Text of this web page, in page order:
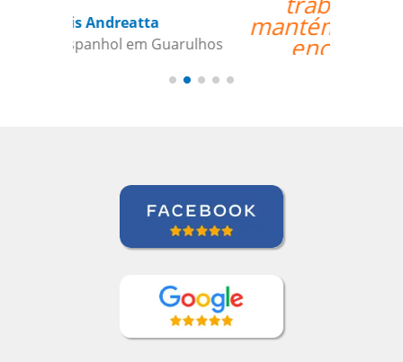
mantém envolvidos e
encorajados a
continuar o nosso
objetivo de aprender